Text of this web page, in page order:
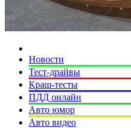
Новости
Тест-драйвы
Краш-тесты
ПДД онлайн
Авто юмор
Авто видео